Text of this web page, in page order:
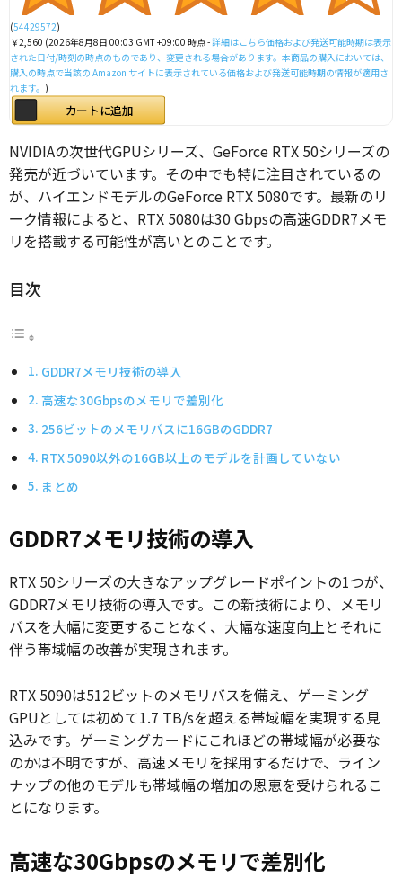
(54429572)
￥2,560 (2026年8月8日 00:03 GMT +09:00 時点 -詳細はこちら価格および発送可能時期は表示
された日付/時刻の時点のものであり、変更される場合があります。本商品の購入においては、
購入の時点で当該の Amazon サイトに表示されている価格および発送可能時期の情報が適用さ
れます。 )
カートに追加
NVIDIAの次世代GPUシリーズ、GeForce RTX 50シリーズの
発売が近づいています。その中でも特に注目されているの
が、ハイエンドモデルのGeForce RTX 5080です。最新のリ
ーク情報によると、RTX 5080は30 Gbpsの高速GDDR7メモ
リを搭載する可能性が高いとのことです。
目次
GDDR7メモリ技術の導入
高速な30Gbpsのメモリで差別化
256ビットのメモリバスに16GBのGDDR7
RTX 5090以外の16GB以上のモデルを計画していない
まとめ
GDDR7メモリ技術の導入
RTX 50シリーズの大きなアップグレードポイントの1つが、
GDDR7メモリ技術の導入です。この新技術により、メモリ
バスを大幅に変更することなく、大幅な速度向上とそれに
伴う帯域幅の改善が実現されます。
RTX 5090は512ビットのメモリバスを備え、ゲーミング
GPUとしては初めて1.7 TB/sを超える帯域幅を実現する見
込みです。ゲーミングカードにこれほどの帯域幅が必要な
のかは不明ですが、高速メモリを採用するだけで、ライン
ナップの他のモデルも帯域幅の増加の恩恵を受けられるこ
とになります。
高速な30Gbpsのメモリで差別化